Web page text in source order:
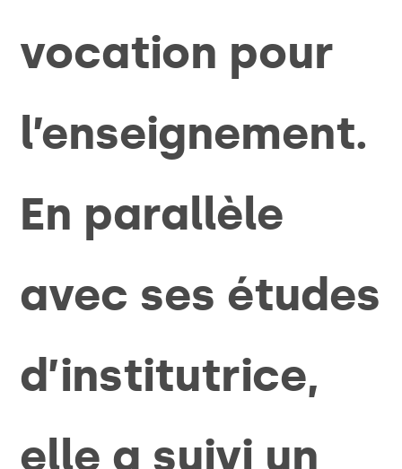
vocation pour
l’enseignement.
En parallèle
avec ses études
d’institutrice,
elle a suivi un